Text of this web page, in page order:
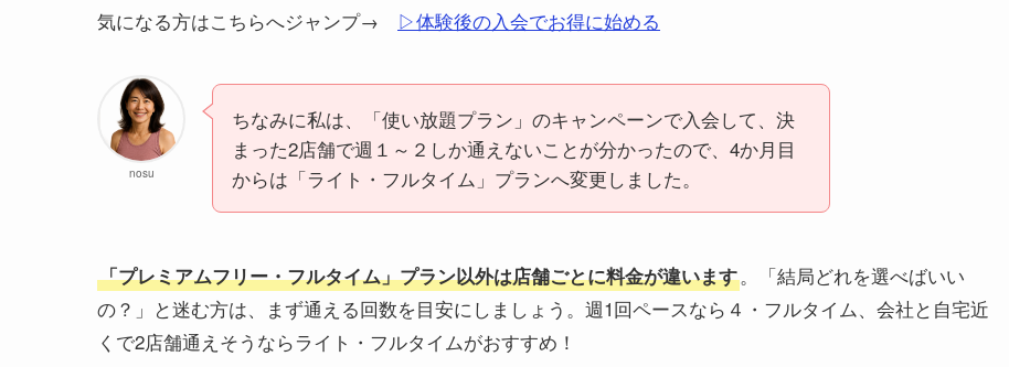
気になる方はこちらへジャンプ→ ▷体験後の入会でお得に始める
nosu
ちなみに私は、「使い放題プラン」のキャンペーンで入会して、決
まった2店舗で週１～２しか通えないことが分かったので、4か月目
からは「ライト・フルタイム」プランへ変更しました。
「プレミアムフリー・フルタイム」プラン以外は店舗ごとに料金が違います。「結局どれを選べばいい
の？」と迷む方は、まず通える回数を目安にしましょう。週1回ペースなら４・フルタイム、会社と自宅近
くで2店舗通えそうならライト・フルタイムがおすすめ！